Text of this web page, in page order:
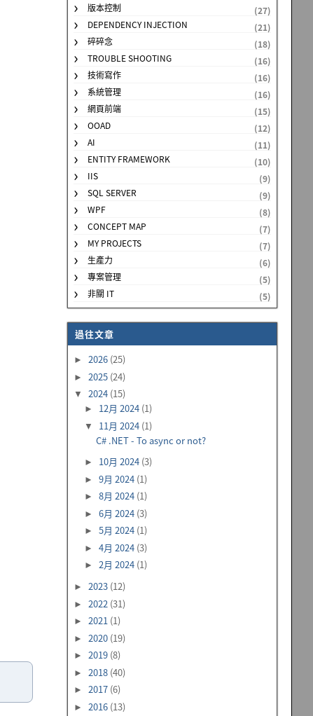
版本控制
(27)
DEPENDENCY INJECTION
(21)
碎碎念
(18)
TROUBLE SHOOTING
(16)
技術寫作
(16)
系統管理
(16)
網頁前端
(15)
OOAD
(12)
AI
(11)
ENTITY FRAMEWORK
(10)
IIS
(9)
SQL SERVER
(9)
WPF
(8)
CONCEPT MAP
(7)
MY PROJECTS
(7)
生產力
(6)
專案管理
(5)
非關 IT
(5)
過往文章
► 2026 (25)
► 2025 (24)
▼ 2024 (15)
► 12月 2024 (1)
▼ 11月 2024 (1)
C# .NET - To async or not?
► 10月 2024 (3)
►9月 2024 (1)
►8月 2024 (1)
►6月 2024 (3)
►5月 2024 (1)
►4月 2024 (3)
►2月 2024 (1)
► 2023 (12)
► 2022 (31)
► 2021 (1)
► 2020 (19)
► 2019 (8)
► 2018 (40)
► 2017 (6)
► 2016 (13)